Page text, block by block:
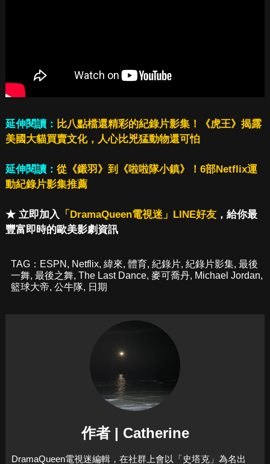
延伸閱讀： 比八點檔還精彩的紀錄片影集！《虎王》揭露
美國大貓買賣文化，人心比兇猛動物還可怕
延伸閱讀： 從《鎩羽》到《啦啦隊小鎮》！6部Netflix運
動紀錄片影集推薦
★ 立即加入 「DramaQueen電視迷」LINE好友，給你最
豐富即時的歐美影劇資訊
TAG： ESPN , Netflix, 緯來, 體育, 紀錄片, 紀錄片影集, 最後
一舞, 最後之舞, The Last Dance, 麥可喬丹, Michael Jordan,
籃球大帝, 公牛隊, 日期
作者 | Catherine
DramaQueen電視迷編輯，在社群上會以「史塔克」為名出